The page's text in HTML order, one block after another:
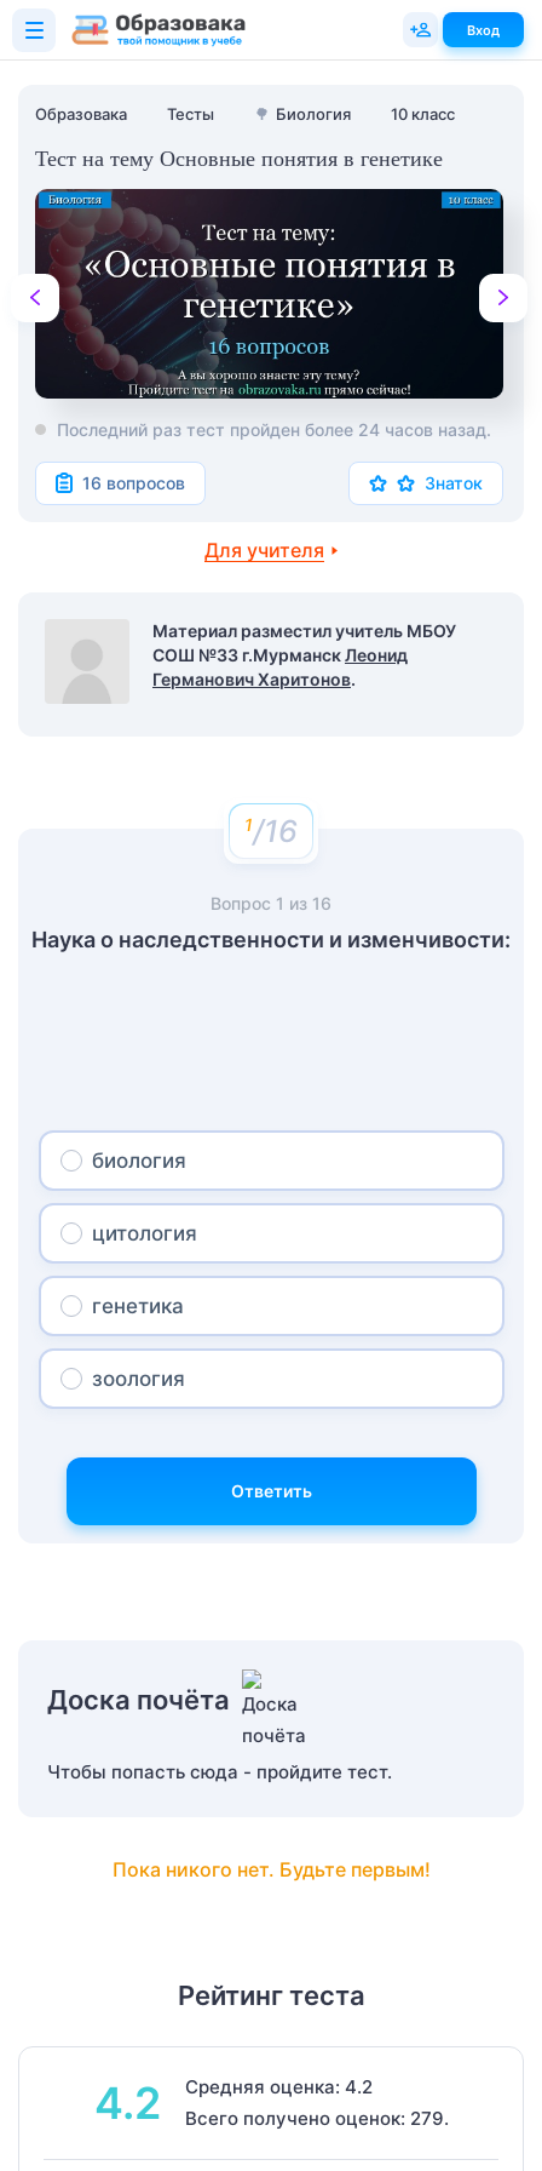
Образовака Тесты 🌳 Биология 10 класс
Тест на тему Основные понятия в генетике
Последний раз тест пройден более 24 часов назад.
16 вопросов Знаток
Для учителя
Материал разместил учитель МБОУ
СОШ №33 г.МурманскЛеонид
Германович Харитонов.
/16
Вопрос 1 из 16
Наука о наследственности и изменчивости:
биология
цитология
генетика
зоология
Ответить
Доска почёта
Чтобы попасть сюда - пройдите тест.
Пока никого нет. Будьте первым!
Рейтинг теста
4.2
Средняя оценка: 4.2
Всего получено оценок: 279.
Вход